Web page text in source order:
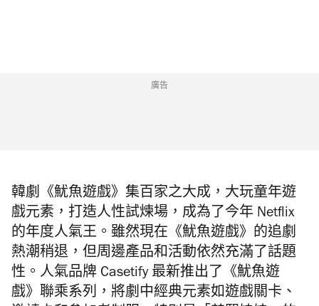
廣告
韓劇《魷魚遊戲》集百家之大成，大玩童年遊
戲元素，打造人性試煉場，成為了今年 Netflix
的年度人氣王。雖然現在《魷魚遊戲》的追劇
熱潮稍退，但周邊產品和活動依然充滿了話題
性。人氣品牌 Casetify 最新推出了《魷魚遊
戲》聯乘系列，將劇中經典元素如遊戲關卡、